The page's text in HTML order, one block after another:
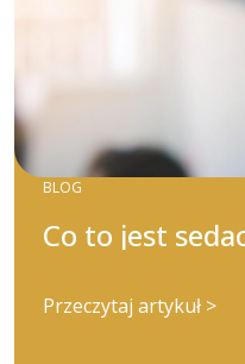
BLOG
Co to jest
Przeczytaj artykuł >